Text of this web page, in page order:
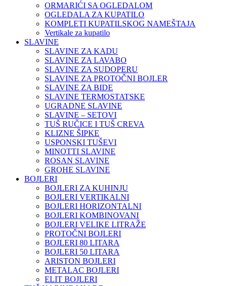
ORMARIĆI SA OGLEDALOM
OGLEDALA ZA KUPATILO
KOMPLETI KUPATILSKOG NAMEŠTAJA
Vertikale za kupatilo
SLAVINE
SLAVINE ZA KADU
SLAVINE ZA LAVABO
SLAVINE ZA SUDOPERU
SLAVINE ZA PROTOČNI BOJLER
SLAVINE ZA BIDE
SLAVINE TERMOSTATSKE
UGRADNE SLAVINE
SLAVINE – SETOVI
TUŠ RUČICE I TUŠ CREVA
KLIZNE ŠIPKE
USPONSKI TUŠEVI
MINOTTI SLAVINE
ROSAN SLAVINE
GROHE SLAVINE
BOJLERI
BOJLERI ZA KUHINJU
BOJLERI VERTIKALNI
BOJLERI HORIZONTALNI
BOJLERI KOMBINOVANI
BOJLERI VELIKE LITRAŽE
PROTOČNI BOJLERI
BOJLERI 80 LITARA
BOJLERI 50 LITARA
ARISTON BOJLERI
METALAC BOJLERI
ELIT BOJLERI